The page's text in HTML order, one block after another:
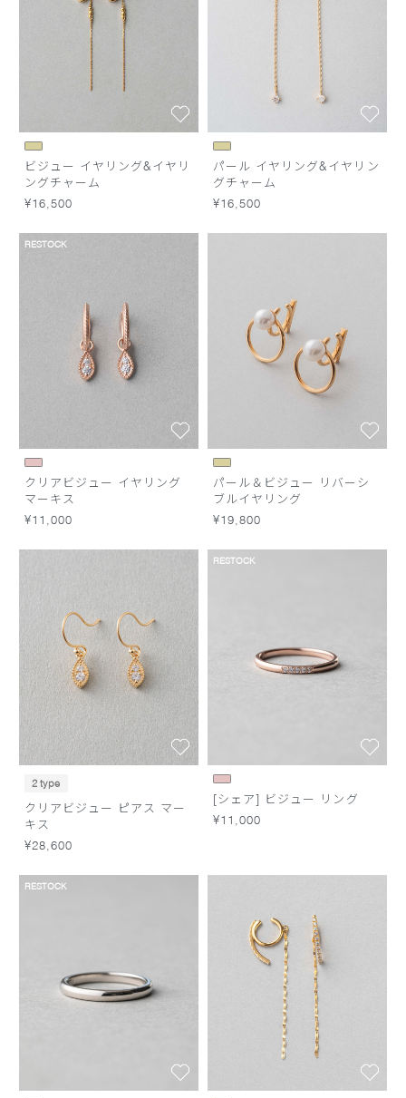
ビジュー イヤリング&イヤリ
ングチャーム
¥16,500
パール イヤリング&イヤリン
グチャーム
¥16,500
RESTOCK
クリアビジュー イヤリング
マーキス
¥11,000
パール＆ビジュー リバーシ
ブルイヤリング
¥19,800
2 type
クリアビジュー ピアス マー
キス
¥28,600
RESTOCK
[シェア] ビジュー リング
¥11,000
RESTOCK